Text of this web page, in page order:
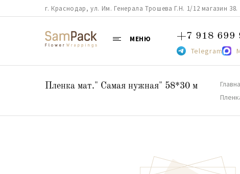
г. Краснодар, ул. Им. Генерала Трошева Г.Н. 1/12 магазин
МЕНЮ +7 918 699
Telegram
Пленка мат." Самая нужная" 58*30 м